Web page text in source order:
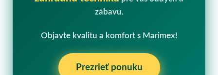
zábavu.
Objavte kvalitu a komfort s Marimex!
Prezrieť ponuku